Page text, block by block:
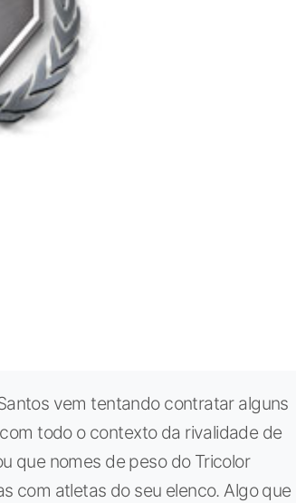
vem tentando contratar alguns
todo o contexto da rivalidade de
que nomes de peso do Tricolor
com atletas do seu elenco. Algo que